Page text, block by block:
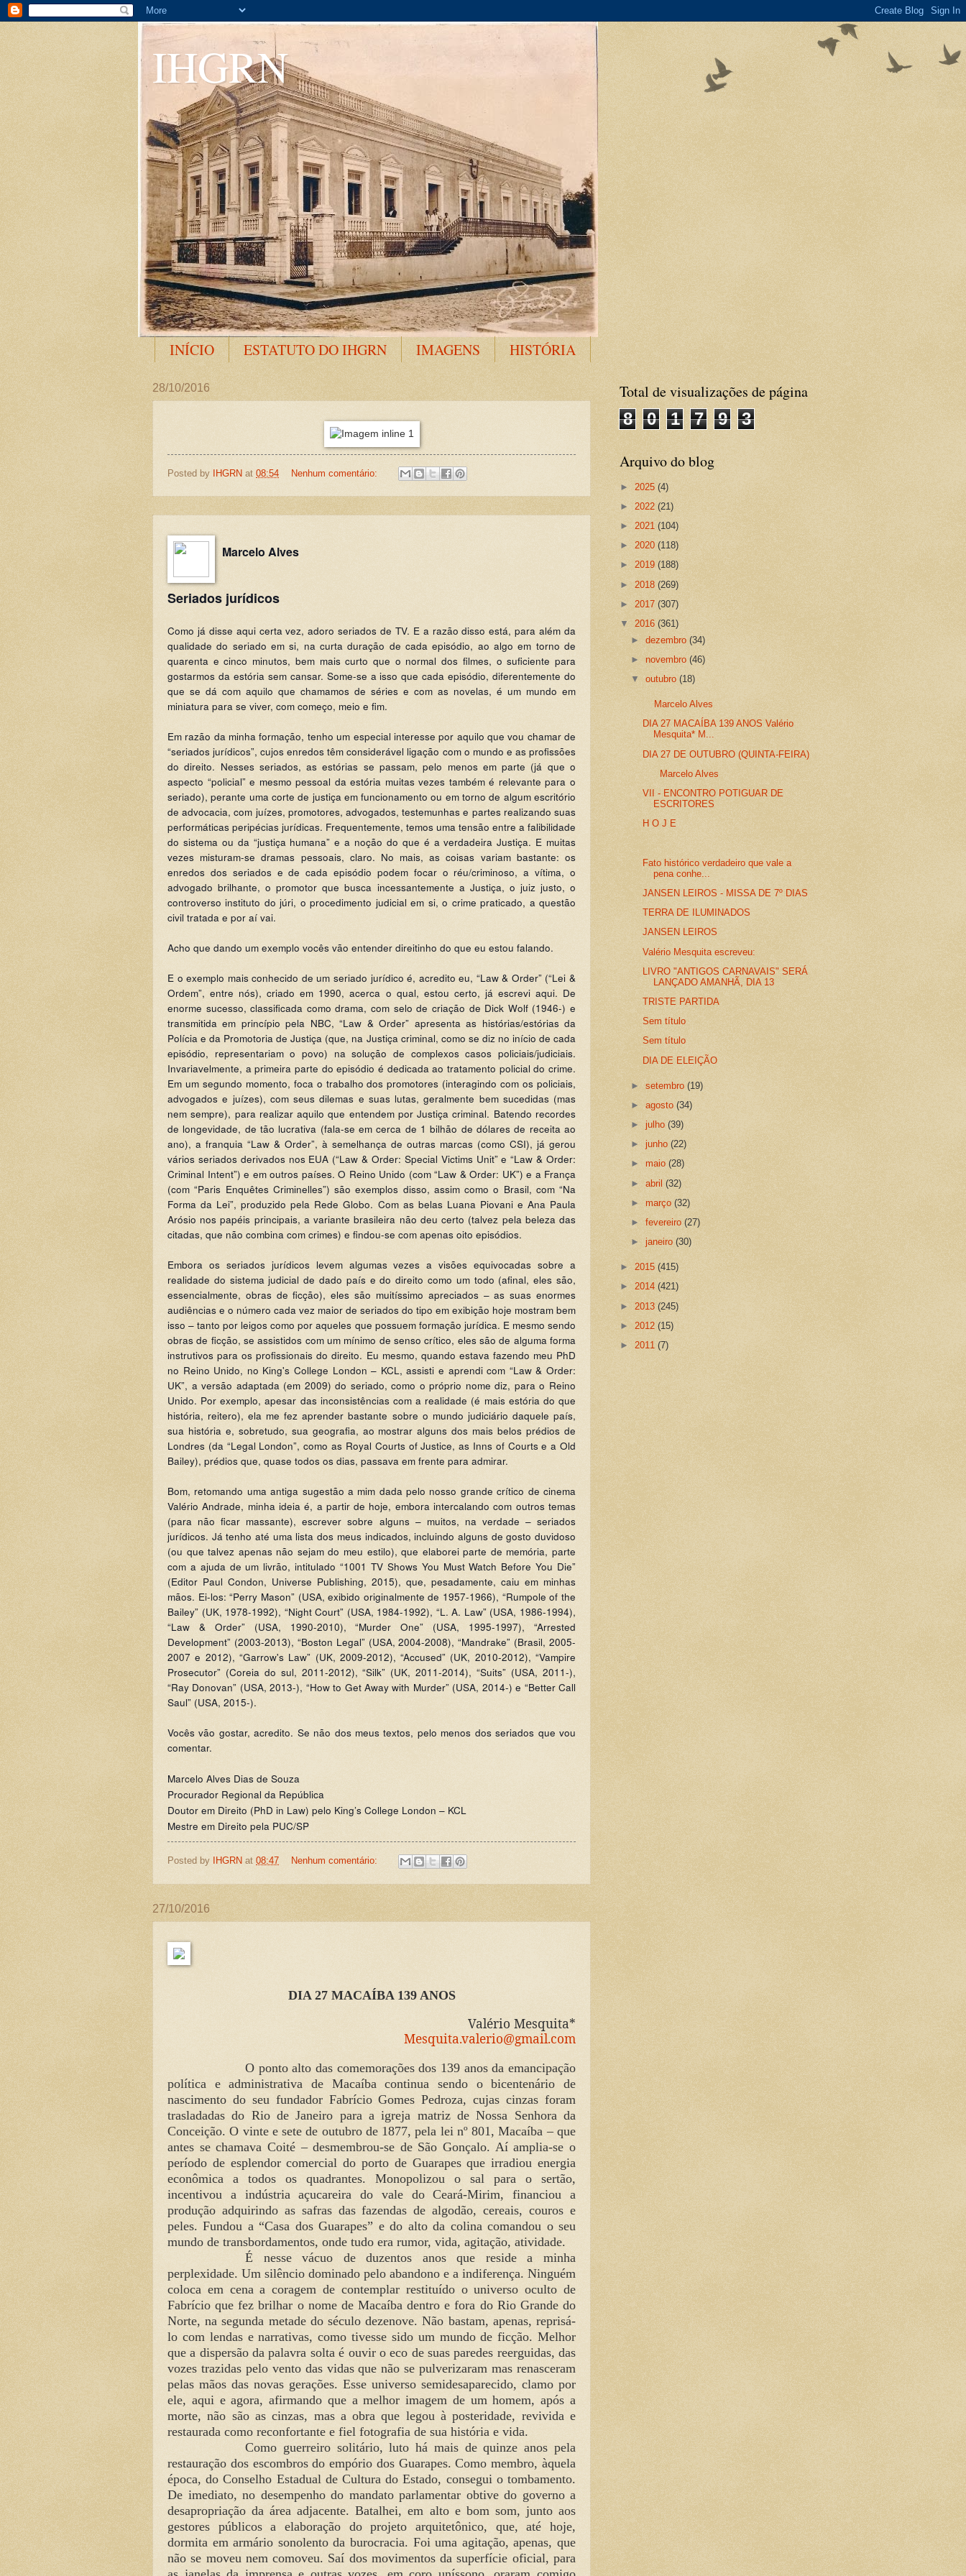
IHGRN
INÍCIO ESTATUTO DO IHGRN IMAGENS HISTÓRIA
28/10/2016
Posted by IHGRN at 08:54 Nenhum comentário:
Marcelo Alves
Seriados jurídicos
Como já disse aqui certa vez, adoro seriados de TV. E a razão disso está, para além da
qualidade do seriado em si, na curta duração de cada episódio, ao algo em torno de
quarenta e cinco minutos, bem mais curto que o normal dos filmes, o suficiente para
gostarmos da estória sem cansar. Some-se a isso que cada episódio, diferentemente do
que se dá com aquilo que chamamos de séries e com as novelas, é um mundo em
miniatura para se viver, com começo, meio e fim.
Em razão da minha formação, tenho um especial interesse por aquilo que vou chamar de
“seriados jurídicos”, cujos enredos têm considerável ligação com o mundo e as profissões
do direito. Nesses seriados, as estórias se passam, pelo menos em parte (já que o
aspecto “policial” e mesmo pessoal da estória muitas vezes também é relevante para o
seriado), perante uma corte de justiça em funcionamento ou em torno de algum escritório
de advocacia, com juízes, promotores, advogados, testemunhas e partes realizando suas
performáticas peripécias jurídicas. Frequentemente, temos uma tensão entre a falibilidade
do sistema ou da “justiça humana” e a noção do que é a verdadeira Justiça. E muitas
vezes misturam-se dramas pessoais, claro. No mais, as coisas variam bastante: os
enredos dos seriados e de cada episódio podem focar o réu/criminoso, a vítima, o
advogado brilhante, o promotor que busca incessantemente a Justiça, o juiz justo, o
controverso instituto do júri, o procedimento judicial em si, o crime praticado, a questão
civil tratada e por aí vai.
Acho que dando um exemplo vocês vão entender direitinho do que eu estou falando.
E o exemplo mais conhecido de um seriado jurídico é, acredito eu, “Law & Order” (“Lei &
Ordem”, entre nós), criado em 1990, acerca o qual, estou certo, já escrevi aqui. De
enorme sucesso, classificada como drama, com selo de criação de Dick Wolf (1946-) e
transmitida em princípio pela NBC, “Law & Order” apresenta as histórias/estórias da
Polícia e da Promotoria de Justiça (que, na Justiça criminal, como se diz no início de cada
episódio, representariam o povo) na solução de complexos casos policiais/judiciais.
Invariavelmente, a primeira parte do episódio é dedicada ao tratamento policial do crime.
Em um segundo momento, foca o trabalho dos promotores (interagindo com os policiais,
advogados e juízes), com seus dilemas e suas lutas, geralmente bem sucedidas (mas
nem sempre), para realizar aquilo que entendem por Justiça criminal. Batendo recordes
de longevidade, de tão lucrativa (fala-se em cerca de 1 bilhão de dólares de receita ao
ano), a franquia “Law & Order”, à semelhança de outras marcas (como CSI), já gerou
vários seriados derivados nos EUA (“Law & Order: Special Victims Unit” e “Law & Order:
Criminal Intent”) e em outros países. O Reino Unido (com “Law & Order: UK”) e a França
(com “Paris Enquêtes Criminelles”) são exemplos disso, assim como o Brasil, com “Na
Forma da Lei”, produzido pela Rede Globo. Com as belas Luana Piovani e Ana Paula
Arósio nos papéis principais, a variante brasileira não deu certo (talvez pela beleza das
citadas, que não combina com crimes) e findou-se com apenas oito episódios.
Embora os seriados jurídicos levem algumas vezes a visões equivocadas sobre a
realidade do sistema judicial de dado país e do direito como um todo (afinal, eles são,
essencialmente, obras de ficção), eles são muitíssimo apreciados – as suas enormes
audiências e o número cada vez maior de seriados do tipo em exibição hoje mostram bem
isso – tanto por leigos como por aqueles que possuem formação jurídica. E mesmo sendo
obras de ficção, se assistidos com um mínimo de senso crítico, eles são de alguma forma
instrutivos para os profissionais do direito. Eu mesmo, quando estava fazendo meu PhD
no Reino Unido, no King's College London – KCL, assisti e aprendi com “Law & Order:
UK”, a versão adaptada (em 2009) do seriado, como o próprio nome diz, para o Reino
Unido. Por exemplo, apesar das inconsistências com a realidade (é mais estória do que
história, reitero), ela me fez aprender bastante sobre o mundo judiciário daquele país,
sua história e, sobretudo, sua geografia, ao mostrar alguns dos mais belos prédios de
Londres (da “Legal London”, como as Royal Courts of Justice, as Inns of Courts e a Old
Bailey), prédios que, quase todos os dias, passava em frente para admirar.
Bom, retomando uma antiga sugestão a mim dada pelo nosso grande crítico de cinema
Valério Andrade, minha ideia é, a partir de hoje, embora intercalando com outros temas
(para não ficar massante), escrever sobre alguns – muitos, na verdade – seriados
jurídicos. Já tenho até uma lista dos meus indicados, incluindo alguns de gosto duvidoso
(ou que talvez apenas não sejam do meu estilo), que elaborei parte de memória, parte
com a ajuda de um livrão, intitulado “1001 TV Shows You Must Watch Before You Die”
(Editor Paul Condon, Universe Publishing, 2015), que, pesadamente, caiu em minhas
mãos. Ei-los: “Perry Mason” (USA, exibido originalmente de 1957-1966), “Rumpole of the
Bailey” (UK, 1978-1992), “Night Court” (USA, 1984-1992), “L. A. Law” (USA, 1986-1994),
“Law & Order” (USA, 1990-2010), “Murder One” (USA, 1995-1997), “Arrested
Development” (2003-2013), “Boston Legal” (USA, 2004-2008), “Mandrake” (Brasil, 2005-
2007 e 2012), “Garrow's Law” (UK, 2009-2012), “Accused” (UK, 2010-2012), “Vampire
Prosecutor” (Coreia do sul, 2011-2012), “Silk” (UK, 2011-2014), “Suits” (USA, 2011-),
“Ray Donovan” (USA, 2013-), “How to Get Away with Murder” (USA, 2014-) e “Better Call
Saul” (USA, 2015-).
Vocês vão gostar, acredito. Se não dos meus textos, pelo menos dos seriados que vou
comentar.
Marcelo Alves Dias de Souza
Procurador Regional da República
Doutor em Direito (PhD in Law) pelo King’s College London – KCL
Mestre em Direito pela PUC/SP
Posted by IHGRN at 08:47 Nenhum comentário:
27/10/2016
DIA 27 MACAÍBA 139 ANOS
Valério Mesquita*
Mesquita.valerio@gmail.com
O ponto alto das comemorações dos 139 anos da emancipação
política e administrativa de Macaíba continua sendo o bicentenário de
nascimento do seu fundador Fabrício Gomes Pedroza, cujas cinzas foram
trasladadas do Rio de Janeiro para a igreja matriz de Nossa Senhora da
Conceição. O vinte e sete de outubro de 1877, pela lei nº 801, Macaíba – que
antes se chamava Coité – desmembrou-se de São Gonçalo. Aí amplia-se o
período de esplendor comercial do porto de Guarapes que irradiou energia
econômica a todos os quadrantes. Monopolizou o sal para o sertão,
incentivou a indústria açucareira do vale do Ceará-Mirim, financiou a
produção adquirindo as safras das fazendas de algodão, cereais, couros e
peles. Fundou a “Casa dos Guarapes” e do alto da colina comandou o seu
mundo de transbordamentos, onde tudo era rumor, vida, agitação, atividade.
É nesse vácuo de duzentos anos que reside a minha
perplexidade. Um silêncio dominado pelo abandono e a indiferença. Ninguém
coloca em cena a coragem de contemplar restituído o universo oculto de
Fabrício que fez brilhar o nome de Macaíba dentro e fora do Rio Grande do
Norte, na segunda metade do século dezenove. Não bastam, apenas, reprisá-
lo com lendas e narrativas, como tivesse sido um mundo de ficção. Melhor
que a dispersão da palavra solta é ouvir o eco de suas paredes reerguidas, das
vozes trazidas pelo vento das vidas que não se pulverizaram mas renasceram
pelas mãos das novas gerações. Esse universo semidesaparecido, clamo por
ele, aqui e agora, afirmando que a melhor imagem de um homem, após a
morte, não são as cinzas, mas a obra que legou à posteridade, revivida e
restaurada como reconfortante e fiel fotografia de sua história e vida.
Como guerreiro solitário, luto há mais de quinze anos pela
restauração dos escombros do empório dos Guarapes. Como membro, àquela
época, do Conselho Estadual de Cultura do Estado, consegui o tombamento.
De imediato, no desempenho do mandato parlamentar obtive do governo a
desapropriação da área adjacente. Batalhei, em alto e bom som, junto aos
gestores públicos a elaboração do projeto arquitetônico, que, até hoje,
dormita em armário sonolento da burocracia. Foi uma agitação, apenas, que
não se moveu nem comoveu. Saí dos movimentos da superfície oficial, para
Total de visualizações de página
8
0 1 7 9 3
Arquivo do blog
► 2025 (4)
► 2022 (21)
► 2021 (104)
► 2020 (118)
► 2019 (188)
► 2018 (269)
► 2017 (307)
▼ 2016 (361)
►dezembro(34)
► novembro(46)
▼outubro(18)
Marcelo Alves
DIA 27 MACAÍBA 139 ANOS Valério
Mesquita* M...
DIA 27 DE OUTUBRO (QUINTA-FEIRA)
Marcelo Alves
VII - ENCONTRO POTIGUAR DE
ESCRITORES
H O J E
Fato histórico verdadeiro que vale a
pena conhe...
JANSEN LEIROS - MISSA DE 7º DIAS
TERRA DE ILUMINADOS
JANSEN LEIROS
Valério Mesquita escreveu:
LIVRO "ANTIGOS CARNAVAIS" SERÁ
LANÇADO AMANHÃ, DIA 13
TRISTE PARTIDA
Sem título
Sem título
DIA DE ELEIÇÃO
►setembro(19)
►agosto(34)
►julho(39)
►junho(22)
►maio(28)
►abril(32)
►março(32)
►fevereiro(27)
►janeiro(30)
► 2015 (415)
► 2014 (421)
► 2013 (245)
► 2012 (15)
► 2011 (7)